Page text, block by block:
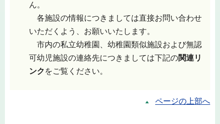
ん。
各施設の情報につきましては直接お問い合わせ
いただくよう、お願いいたします。
市内の私立幼稚園、幼稚園類似施設および無認
可幼児施設の連絡先につきましては下記の関連リ
ンク をご覧ください。
ページの上部へ